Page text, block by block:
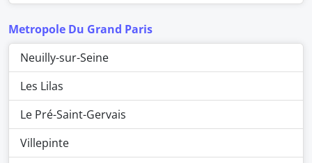
Metropole Du Grand Paris
Neuilly-sur-Seine
Les Lilas
Le Pré-Saint-Gervais
Villepinte